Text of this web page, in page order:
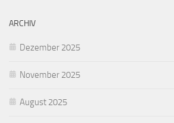
ARCHIV
Dezember 2025
November 2025
August 2025